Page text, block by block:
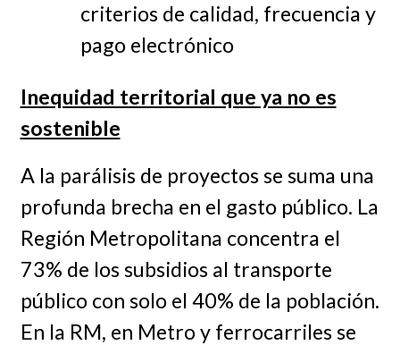
criterios de calidad, frecuencia y
pago electrónico
Inequidad territorial que ya no es
sostenible
A la parálisis de proyectos se suma una
profunda brecha en el gasto público. La
Región Metropolitana concentra el
73% de los subsidios al transporte
público con solo el 40% de la población.
En la RM, en Metro y ferrocarriles se